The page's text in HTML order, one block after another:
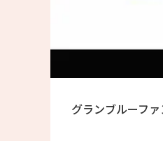
グランブルーフ